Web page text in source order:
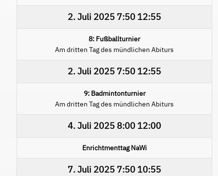
2. Juli 2025 7:50 12:55
8: Fußballturnier
Am dritten Tag des mündlichen Abiturs
2. Juli 2025 7:50 12:55
9: Badmintonturnier
Am dritten Tag des mündlichen Abiturs
4. Juli 2025 8:00 12:00
Enrichtmenttag NaWi
7. Juli 2025 7:50 10:55